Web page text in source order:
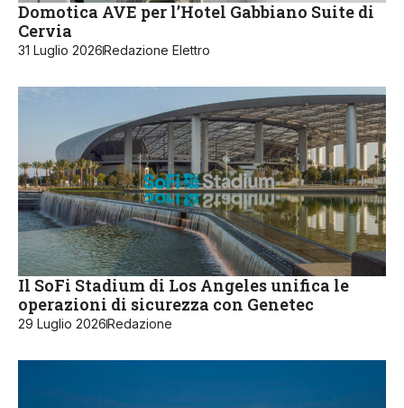
Domotica AVE per l’Hotel Gabbiano Suite di
Cervia
31 Luglio 2026Redazione Elettro
Il SoFi Stadium di Los Angeles unifica le
operazioni di sicurezza con Genetec
29 Luglio 2026Redazione